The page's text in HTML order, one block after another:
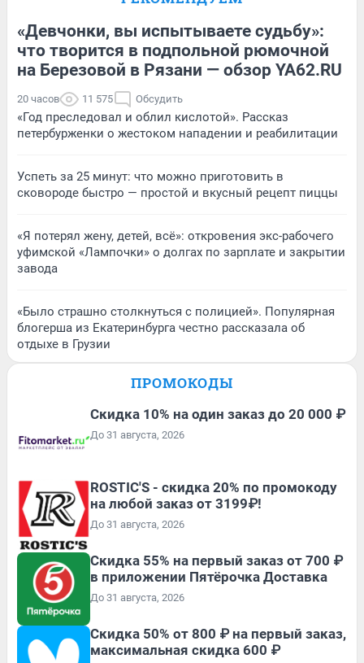
«Девчонки, вы испытываете судьбу»:
что творится в подпольной рюмочной
на Березовой в Рязани — обзор YA62.RU
20 часов 11 575 Обсудить
«Год преследовал и облил кислотой». Рассказ
петербурженки о жестоком нападении и реабилитации
Успеть за 25 минут: что можно приготовить в
сковороде быстро — простой и вкусный рецепт пиццы
«Я потерял жену, детей, всё»: откровения экс-рабочего
уфимской «Лампочки» о долгах по зарплате и закрытии
завода
«Было страшно столкнуться с полицией». Популярная
блогерша из Екатеринбурга честно рассказала об
отдыхе в Грузии
ПРОМОКОДЫ
Скидка 10% на один заказ до 20 000 ₽
До 31 августа, 2026
ROSTIC'S - скидка 20% по промокоду
на любой заказ от 3199₽!
До 31 августа, 2026
Скидка 55% на первый заказ от 700 ₽
в приложении Пятёрочка Доставка
До 31 августа, 2026
Скидка 50% от 800 ₽ на первый заказ,
максимальная скидка 600 ₽